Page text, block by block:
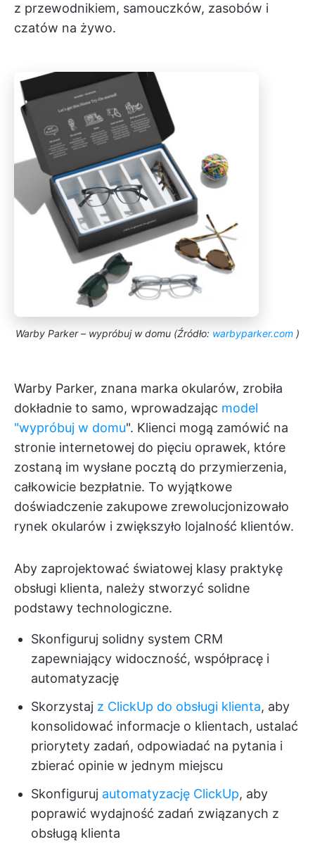
z przewodnikiem, samouczków, zasobów i
czatów na żywo.
Warby Parker – wypróbuj w domu (Źródło: warbyparker.com )
Warby Parker, znana marka okularów, zrobiła
dokładnie to samo, wprowadzając model
"wypróbuj w domu". Klienci mogą zamówić na
stronie internetowej do pięciu oprawek, które
zostaną im wysłane pocztą do przymierzenia,
całkowicie bezpłatnie. To wyjątkowe
doświadczenie zakupowe zrewolucjonizowało
rynek okularów i zwiększyło lojalność klientów.
Aby zaprojektować światowej klasy praktykę
obsługi klienta, należy stworzyć solidne
podstawy technologiczne.
Skonfiguruj solidny system CRM
zapewniający widoczność, współpracę i
automatyzację
Skorzystaj z ClickUp do obsługi klienta, aby
konsolidować informacje o klientach, ustalać
priorytety zadań, odpowiadać na pytania i
zbierać opinie w jednym miejscu
Skonfiguruj automatyzację ClickUp, aby
poprawić wydajność zadań związanych z
obsługą klienta